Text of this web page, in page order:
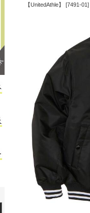
【UnitedAthle】 [7491-